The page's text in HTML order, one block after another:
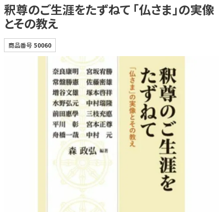
釈尊のご生涯をたずねて 「仏さま」の実像
とその教え
商品番号 50060